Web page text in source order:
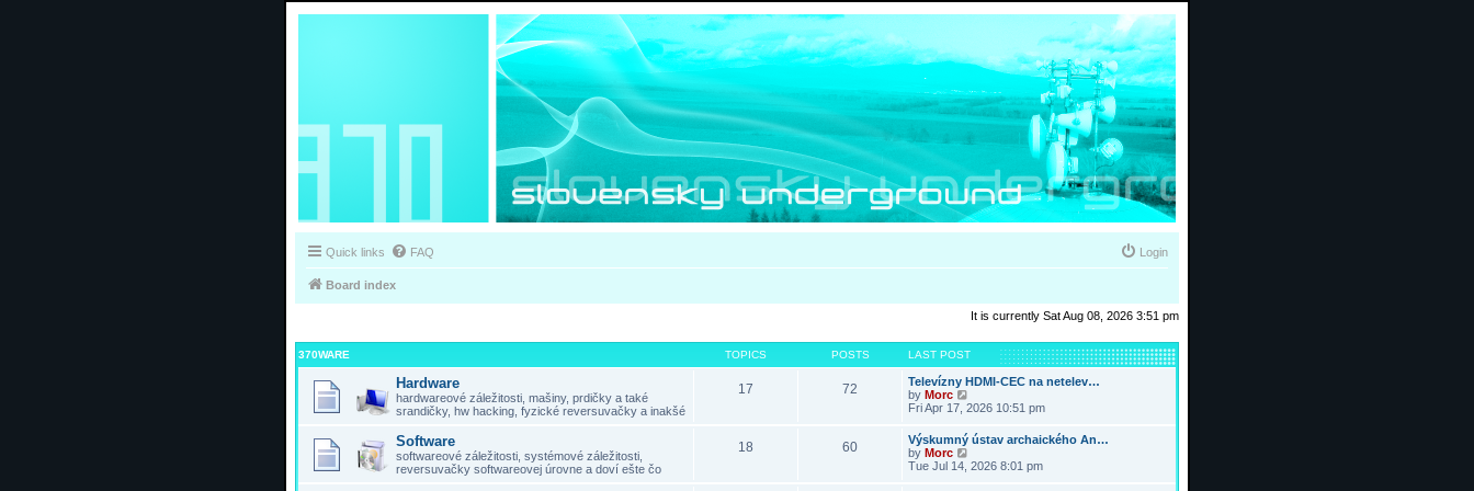
Quick links FAQ Login
Board index
It is currently Sat Aug 08, 2026 3:51 pm
370WARE TOPICS POSTS LAST POST
Hardware
hardwareové záležitosti, mašiny, prdičky a také
srandičky, hw hacking, fyzické reversuvačky a inakšé
17 72
Televízny HDMI-CEC na netelev…
by Morc
i
w
t
h
e
Fri Apr 17, 2026 10:51 pm
Software
softwareové záležitosti, systémové záležitosti,
reversuvačky softwareovej úrovne a doví ešte čo
18 60
Výskumný ústav archaického An…
by Morc
i
Tue Jul 14, 2026 8:01 pm